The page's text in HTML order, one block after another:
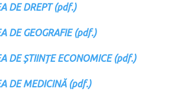
DE DREPT (pdf.)
DE GEOGRAFIE (pdf.)
DE ȘTIINȚE ECONOMICE (pdf.)
DE MEDICINĂ (pdf.)